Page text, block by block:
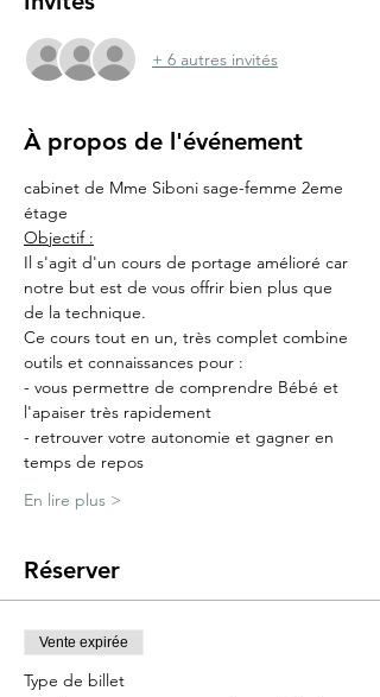
+ 6 autres invités
À propos de l'événement
cabinet de Mme Siboni sage-femme 2eme
étage
Objectif :
Il s'agit d'un cours de portage amélioré car
notre but est de vous offrir bien plus que
de la technique.
Ce cours tout en un, très complet combine
outils et connaissances pour :
- vous permettre de comprendre Bébé et
l'apaiser très rapidement
- retrouver votre autonomie et gagner en
temps de repos
En lire plus >
Réserver
Vente expirée
Type de billet